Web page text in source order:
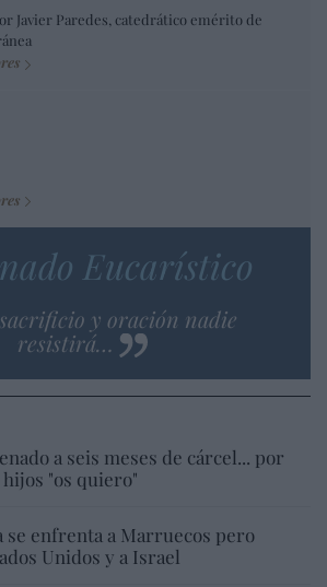
Javier Paredes, catedrático emérito de
Eucarístico
y oración nadie
resistirá…
a seis meses de cárcel... por
"os quiero"
se enfrenta a Marruecos pero
Unidos y a Israel